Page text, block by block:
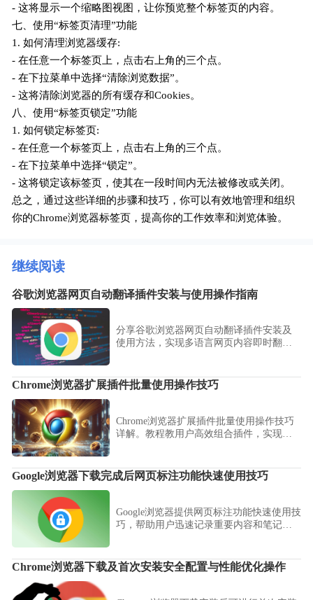
- 这将显示一个缩略图视图，让你预览整个标签页的内容。
七、使用“标签页清理”功能
1. 如何清理浏览器缓存:
- 在任意一个标签页上，点击右上角的三个点。
- 在下拉菜单中选择“清除浏览数据”。
- 这将清除浏览器的所有缓存和Cookies。
八、使用“标签页锁定”功能
1. 如何锁定标签页:
- 在任意一个标签页上，点击右上角的三个点。
- 在下拉菜单中选择“锁定”。
- 这将锁定该标签页，使其在一段时间内无法被修改或关闭。
总之，通过这些详细的步骤和技巧，你可以有效地管理和组织
你的Chrome浏览器标签页，提高你的工作效率和浏览体验。
继续阅读
谷歌浏览器网页自动翻译插件安装与使用操作指南
分享谷歌浏览器网页自动翻译插件安装及
使用方法，实现多语言网页内容即时翻
Chrome浏览器扩展插件批量使用操作技巧
Chrome浏览器扩展插件批量使用操作技巧
详解。教程教用户高效组合插件，实现批
Google浏览器下载完成后网页标注功能快速使用技巧
Google浏览器提供网页标注功能快速使用技
巧，帮助用户迅速记录重要内容和笔记，
Chrome浏览器下载及首次安装安全配置与性能优化操作